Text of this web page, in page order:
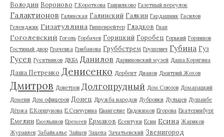
Володин Вороново Г.Короткова Гаврилково Газетный переулок
Галактионов Галинская Галинский Галкин Гардашник Гасилов
Геленджик Гизатуллина Гиппенрейтер Гладков Гнап
Гоголевский Гоголь Горбачев Горицкий Горобец Горький Горяинов
Гостиный двор Грачевка Грибанова Груббстрем Грушевич Губина Гуз
Гусев Гусятников ДКБА Данилов Дарвиновский музей Даша Корягина
Даша Петренко Денисенко Дербент Дианов Дмитрий Жохов
Дмитров Доветров Долгопрудный Дом Союзов Домарацкий
Домени Дом офицеров Донец Дружба народов Дубровки Дульцев Душанбе
Дёржа Е.Коршунова Е.Сенчурина Евангелие Евдокимов Егорова Екатеринбург
Емелин Емельянов Еремеев Ермаков Есентуки Есин Есина Жариков
Журавлев Забайкалье Зайцев Зацепа Зачатьевский Звенигород